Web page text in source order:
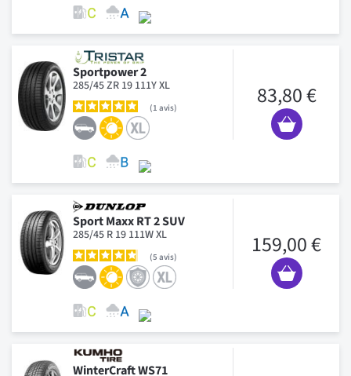
Sportpower 2
285/45 ZR 19 111Y XL
1 avis 83,80 €
Sport Maxx RT 2 SUV
285/45 R 19 111W XL
5 avis 159,00 €
WinterCraft WS71